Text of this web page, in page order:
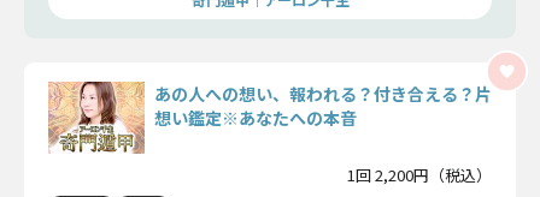
あの人への想い、報われる？付き合える？片
想い鑑定※あなたへの本音
1回 2,200円（税込）